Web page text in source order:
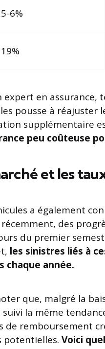
5-6%
19%
expert en
pousse à réajuster
supplémentaire
peu coûteuse
et les
a également
des
du premier
les sinistres liés à
chaque année.
que, malgré la
suivi la même
de remboursement
potentielles. Voici